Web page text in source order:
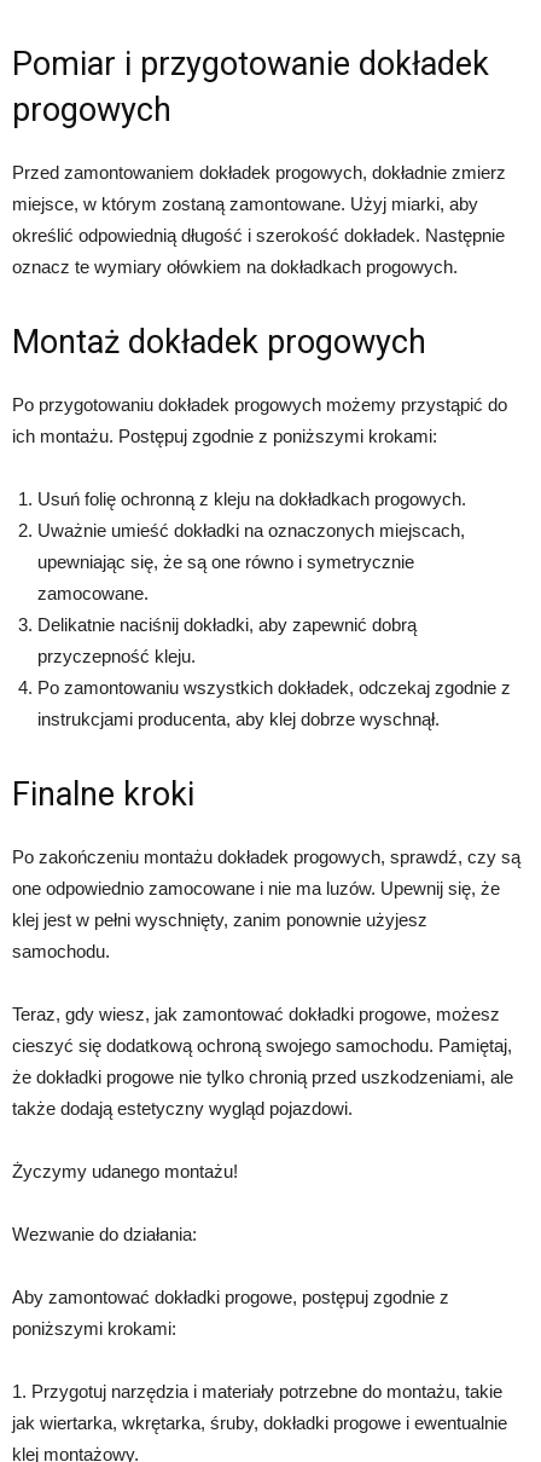
Pomiar i przygotowanie dokładek
progowych
Przed zamontowaniem dokładek progowych, dokładnie zmierz
miejsce, w którym zostaną zamontowane. Użyj miarki, aby
określić odpowiednią długość i szerokość dokładek. Następnie
oznacz te wymiary ołówkiem na dokładkach progowych.
Montaż dokładek progowych
Po przygotowaniu dokładek progowych możemy przystąpić do
ich montażu. Postępuj zgodnie z poniższymi krokami:
Usuń folię ochronną z kleju na dokładkach progowych.
Uważnie umieść dokładki na oznaczonych miejscach,
upewniając się, że są one równo i symetrycznie
zamocowane.
Delikatnie naciśnij dokładki, aby zapewnić dobrą
przyczepność kleju.
Po zamontowaniu wszystkich dokładek, odczekaj zgodnie z
instrukcjami producenta, aby klej dobrze wyschnął.
Finalne kroki
Po zakończeniu montażu dokładek progowych, sprawdź, czy są
one odpowiednio zamocowane i nie ma luzów. Upewnij się, że
klej jest w pełni wyschnięty, zanim ponownie użyjesz
samochodu.
Teraz, gdy wiesz, jak zamontować dokładki progowe, możesz
cieszyć się dodatkową ochroną swojego samochodu. Pamiętaj,
że dokładki progowe nie tylko chronią przed uszkodzeniami, ale
także dodają estetyczny wygląd pojazdowi.
Życzymy udanego montażu!
Wezwanie do działania:
Aby zamontować dokładki progowe, postępuj zgodnie z
poniższymi krokami:
1. Przygotuj narzędzia i materiały potrzebne do montażu, takie
jak wiertarka, wkrętarka, śruby, dokładki progowe i ewentualnie
klej montażowy.